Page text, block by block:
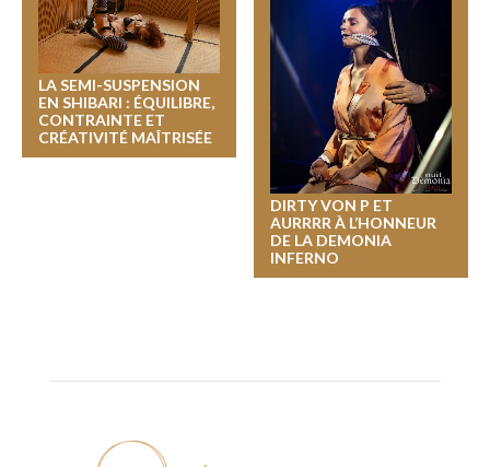
LA SEMI-SUSPENSION
EN SHIBARI : ÉQUILIBRE,
CONTRAINTE ET
CRÉATIVITÉ MAÎTRISÉE
DIRTY VON P ET
AURRRR À L’HONNEUR
DE LA DEMONIA
INFERNO